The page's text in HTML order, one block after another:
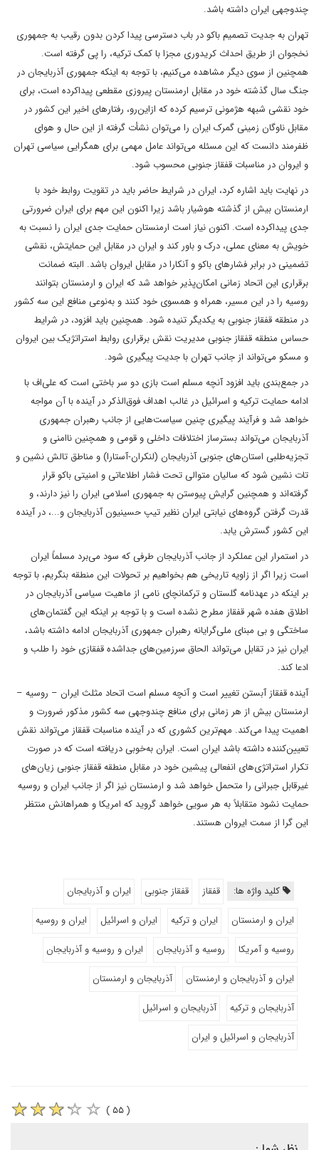
چندوجهی ایران داشته باشد.
تهران به جدیت تصمیم باکو در باب دسترسی پیدا کردن بدون رقیب به جمهوری
نخجوان از طریق احداث کریدوری مجزا با کمک ترکیه، را پی گرفته است.
همچنین از سوی دیگر مشاهده می‌کنیم، با توجه به اینکه جمهوری آذربایجان در
جنگ سال گذشته خود در مقابل ارمنستان پیروزی مقطعی پیداکرده است، برای
خود نقشی شبهه هژمونی ترسیم کرده که ازاین‌رو، رفتارهای اخیر این کشور در
مقابل ناوگان زمینی گمرک ایران را می‌توان نشأت گرفته از این حال و هوای
ظفرمند دانست که این مسئله می‌تواند عامل مهمی برای همگرایی سیاسی تهران
و ایروان در مناسبات قفقاز جنوبی محسوب شود.
در نهایت باید اشاره کرد، ایران در شرایط حاضر باید در تقویت روابط خود با
ارمنستان بیش از گذشته هوشیار باشد زیرا اکنون این مهم برای ایران ضرورتی
جدی پیداکرده است. اکنون نیاز است ارمنستان حمایت جدی ایران را نسبت به
خویش به معنای عملی، درک و باور کند و ایران در مقابل این حمایتش، نقشی
تضمینی‌ در برابر فشارهای باکو و آنکارا در مقابل ایروان باشد. البته ضمانت
برقراری این اتحاد زمانی امکان‌پذیر خواهد شد که ایران و ارمنستان بتوانند
روسیه را در این مسیر، همراه و همسوی خود کنند و به‌نوعی منافع این سه کشور
در منطقه قفقاز جنوبی به یکدیگر تنیده شود. همچنین باید افزود، در شرایط
حساس منطقه قفقاز جنوبی مدیریت نقش برقراری روابط استراتژیک بین ایروان
و مسکو می‌تواند از جانب تهران با جدیت پیگیری شود.
در جمع‌بندی باید افزود آنچه مسلم است بازی دو سر باختی است که علی‌اف با
ادامه‌ حمایت ترکیه و اسرائیل در غالب اهداف فوق‌الذکر در آینده با آن مواجه
خواهد شد و فرآیند پیگیری چنین سیاست‌هایی از جانب رهبران جمهوری
آذربایجان می‌تواند بسترساز اختلافات داخلی و قومی و همچنین ناامنی و
تجزیه‌طلبی استان‌های جنوبی آذربایجان (لنکران-آستارا) و مناطق تالش نشین و
تات نشین شود که سالیان متوالی تحت‌ فشار اطلاعاتی و امنیتی باکو قرار
گرفته‌اند و همچنین گرایش پیوستن به جمهوری اسلامی ایران را نیز دارند، و
قدرت گرفتن گروه‌های نیابتی ایران نظیر تیپ حسینیون آذربایجان و...، در آینده
این کشور گسترش یابد.
در استمرار این عملکرد از جانب آذربایجان طرفی که سود می‌برد مسلماً ایران
است زیرا اگر از زاویه تاریخی هم بخواهیم بر تحولات این منطقه بنگریم، با توجه
بر اینکه در عهدنامه‌ گلستان و ترکمانچای نامی از ماهیت سیاسی آذربایجان در
اطلاق هفده شهر قفقاز مطرح نشده است و با توجه بر اینکه این گفتمان‌های
ساختگی و بی مبنای ملی‌گرایانه رهبران جمهوری آذربایجان ادامه داشته باشد،
ایران نیز در تقابل می‌تواند الحاق سرزمین‌های جداشده‌ قفقازی خود را طلب و
ادعا کند.
آینده قفقاز آبستن تغییر است و آنچه مسلم است اتحاد مثلث ایران – روسیه –
ارمنستان بیش از هر زمانی برای منافع چندوجهی سه کشور مذکور ضرورت و
اهمیت پیدا می‌کند. مهم‌ترین کشوری که در آینده مناسبات قفقاز می‌تواند نقش
تعیین‌کننده داشته باشد ایران است. ایران به‌خوبی دریافته است که در صورت
تکرار استراتژی‌های انفعالی پیشین خود در مقابل منطقه قفقاز جنوبی زیان‌های
غیرقابل جبرانی را متحمل خواهد شد و ارمنستان نیز اگر از جانب ایران و روسیه
حمایت نشود متقابلاً به هر سویی خواهد گروید که امریکا و همراهانش منتظر
این گرا از سمت ایروان هستند.
کلید واژه ها: قفقاز قفقاز جنوبی
ایران و آذربایجان
ایران و ارمنستان
ایران و ترکیه ایران و اسرائیل
ایران و روسیه
روسیه و آمریکا
روسیه و آذربایجان
ایران و روسیه و آذربایجان
ایران و آذربایجان و ارمنستان
آذربایجان و ارمنستان
آذربایجان و ترکیه
آذربایجان و اسرائیل
آذربایجان و اسرائیل و ایران
( ۵۵ )